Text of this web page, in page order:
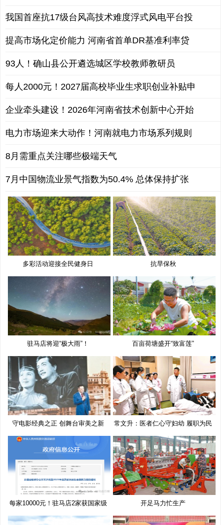
我国首座抗17级台风高技术难度浮式风电平台投
提高市场化定价能力 河南省首单DR基准利率贷
93人！确山县公开遴选城区学校教师教研员
每人2000元！2027届高校毕业生求职创业补贴申
企业牵头建设！2026年河南省技术创新中心开始
电力市场迎来大动作！河南就电力市场系列规则
8月需重点关注哪些极端天气
7月中国物流业景气指数为50.4% 总体保持扩张
多彩活动迎接全民健身日 抗旱保秋
驻马店将迎“极大雨”！ 百亩荷塘盛开“致富莲”
守电影经典之正 创舞台审美之新 常文升：医者仁心守妇幼 履职为民
每家10000元！驻马店2家获国家级
奖
开足马力忙生产